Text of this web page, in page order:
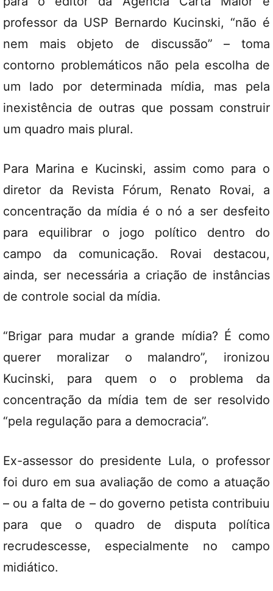
professor da USP Bernardo Kucinski, “não é
nem mais objeto de discussão” – toma
contorno problemáticos não pela escolha de
um lado por determinada mídia, mas pela
inexistência de outras que possam construir
um quadro mais plural.
Para Marina e Kucinski, assim como para o
diretor da Revista Fórum, Renato Rovai, a
concentração da mídia é o nó a ser desfeito
para equilibrar o jogo político dentro do
campo da comunicação. Rovai destacou,
ainda, ser necessária a criação de instâncias
de controle social da mídia.
“Brigar para mudar a grande mídia? É como
querer moralizar o malandro”, ironizou
Kucinski, para quem o o problema da
concentração da mídia tem de ser resolvido
“pela regulação para a democracia”.
Ex-assessor do presidente Lula, o professor
foi duro em sua avaliação de como a atuação
– ou a falta de – do governo petista contribuiu
para que o quadro de disputa política
recrudescesse, especialmente no campo
midiático.